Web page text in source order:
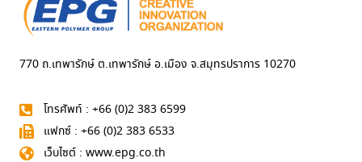
770 ถ.เทพารักษ์ ต.เทพารักษ์ อ.เมือง จ.สมุทรปราการ 10270
โทรศัพท์ : +66 (0)2 383 6599
แฟกซ์ : +66 (0)2 383 6533
เว็บไซต์ : www.epg.co.th